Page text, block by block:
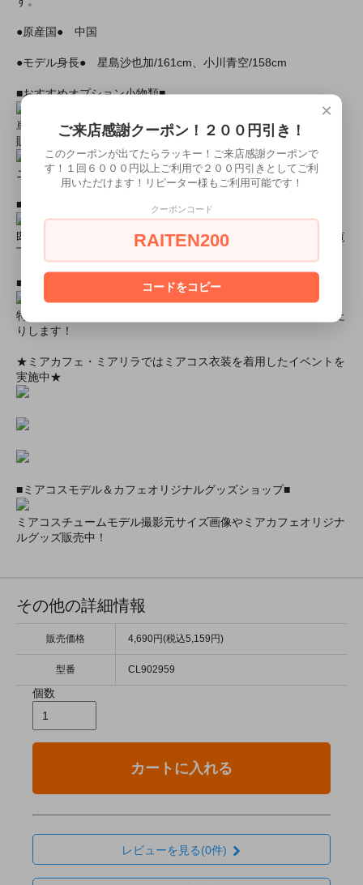
●原産国● 中国
●モデル身長● 星島沙也加/161cm、小川青空/158cm
■おすすめオプション小物類■
単品カチューシャやネコ耳などの小物類（1000円程度より多数
販売中）
ニーハイソックス、タイツなど（500円より多数販売中！）
■すぐに商品が欲しい！！という方■
即日配達商品一覧がございますので、よろしければそちらをご覧
下さいませ。
■とにかく安くて高品質な商品が欲しい！という方■
特別割引商品を掲載しています！最大８０％引きの商品もあった
りします！
★ミアカフェ・ミアリラではミアコス衣装を着用したイベントを
実施中★
■ミアコスモデル＆カフェオリジナルグッズショップ■
ミアコスチュームモデル撮影元サイズ画像やミアカフェオリジナ
ルグッズ販売中！
その他の詳細情報
販売価格 4,690円(税込5,159円)
型番 CL902959
個数
カートに入れる
レビューを見る(0件)
×
ご来店感謝クーポン！２００円引き！
このクーポンが出てたらラッキー！ご来店感謝クーポンで
す！１回６０００円以上ご利用で２００円引きとしてご利
用いただけます！リピーター様もご利用可能です！
クーポンコード
RAITEN200
コードをコピー